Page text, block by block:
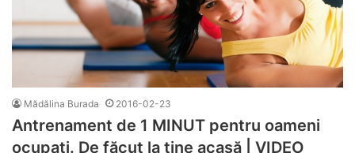
Mădălina Burada 2016-02-23
Antrenament de 1 MINUT pentru oameni
ocupați. De făcut la tine acasă | VIDEO